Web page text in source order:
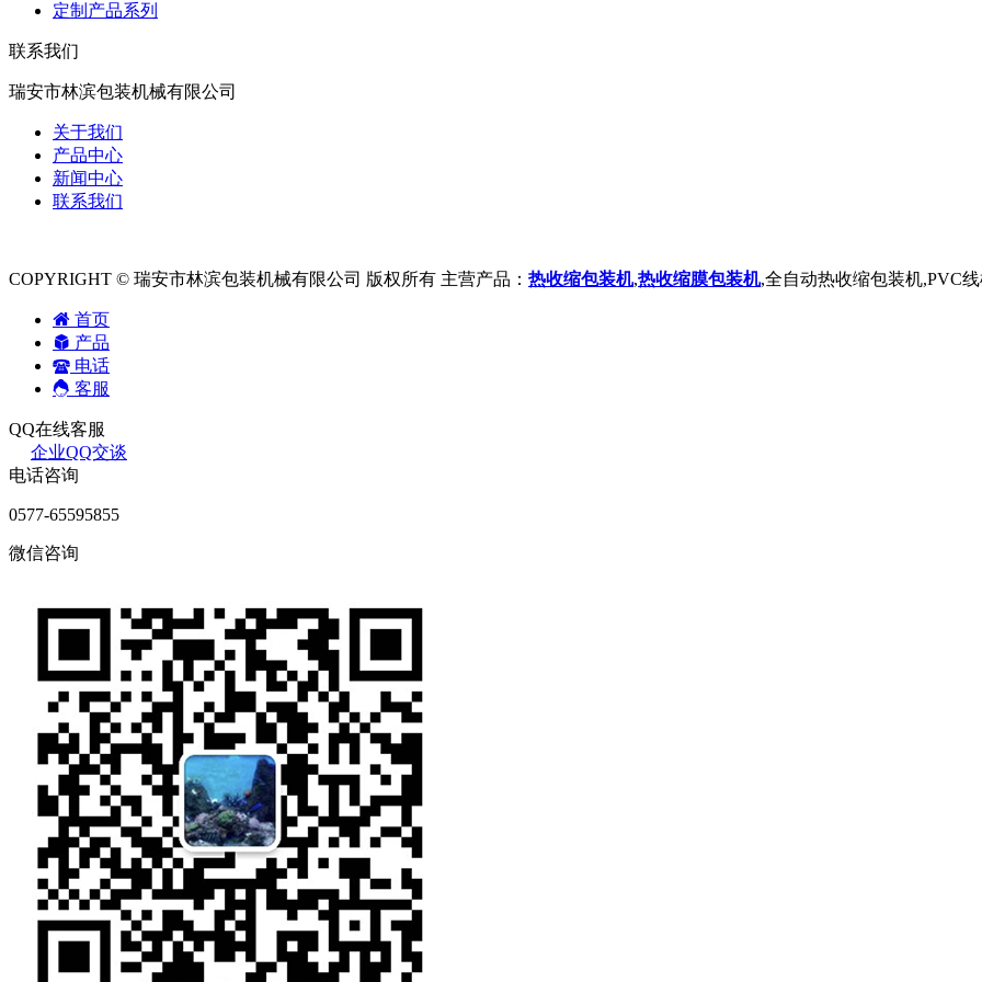
定制产品系列
联系我们
瑞安市林滨包装机械有限公司
关于我们
产品中心
新闻中心
联系我们
COPYRIGHT © 瑞安市林滨包装机械有限公司 版权所有 主营产品： 热收缩包装机,热收缩膜包装机,全自动热收缩包装机,PVC
首页
产品
电话
客服
QQ在线客服
企业QQ交谈
电话咨询
0577-65595855
微信咨询